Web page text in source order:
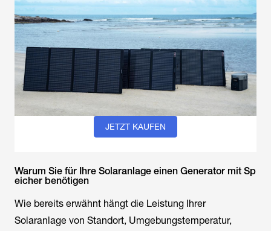
JETZT KAUFEN
Warum Sie für Ihre Solaranlage einen Generator mit Sp
eicher benötigen
Wie bereits erwähnt hängt die Leistung Ihrer
Solaranlage von Standort, Umgebungstemperatur,